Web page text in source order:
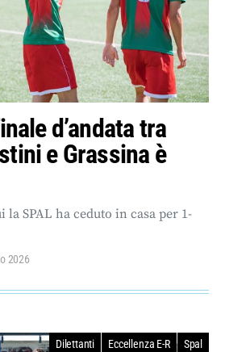
d’andata tra
e Grassina è
SPAL ha ceduto in casa per 1-
2026
Dilettanti Eccellenza E-R Spal